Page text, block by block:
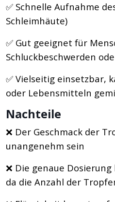
✅ Schnelle Aufnahme
Schleimhäute)
✅ Gut geeignet für
Schluckbeschwerden
✅ Vielseitig einsetzbar,
oder Lebensmitteln
Nachteile
❌ Der Geschmack der
unangenehm sein
❌ Die genaue
da die Anzahl der